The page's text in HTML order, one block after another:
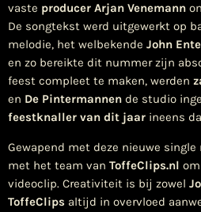
vaste producer Arjan Venemann
De songtekst werd uitgewerkt op
melodie, het welbekende John
en zo bereikte dit nummer zijn
feest compleet te maken, werden
en De Pintermannen de studio
feestknaller van dit jaar ineens
Gewapend met deze nieuwe
met het team van ToffeClips.nl
videoclip. Creativiteit is bij zowel
ToffeClips altijd in overvloed